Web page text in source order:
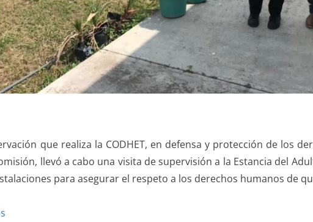
que realiza la CODHET, en defensa y protección de los
llevó a cabo una visita de supervisión a la Estancia del
para asegurar el respeto a los derechos humanos de